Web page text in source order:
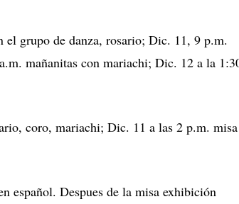
grupo de danza, rosario; Dic. 11, 9 p.m.
mañanitas con mariachi; Dic. 12 a la
coro, mariachi; Dic. 11 a las 2 p.m. misa
español. Despues de la misa exhibición